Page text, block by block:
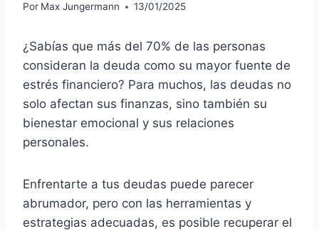
Por Max Jungermann 13/01/2025
¿Sabías que más del 70% de las personas
consideran la deuda como su mayor fuente de
estrés financiero? Para muchos, las deudas no
solo afectan sus finanzas, sino también su
bienestar emocional y sus relaciones
personales.
Enfrentarte a tus deudas puede parecer
abrumador, pero con las herramientas y
estrategias adecuadas, es posible recuperar el